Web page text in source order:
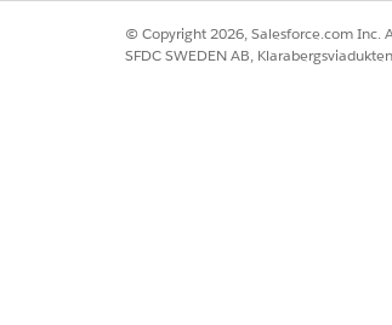
© Copyright 2026, Salesforce.com Inc.
SFDC SWEDEN AB,